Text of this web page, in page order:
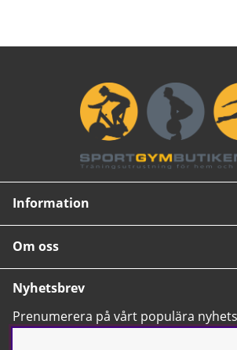
Information
Om oss
Nyhetsbrev
Prenumerera på vårt populära
tips, nyheter och våra allra bästa